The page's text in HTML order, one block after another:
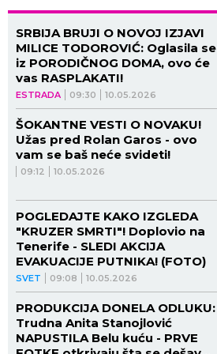
ESTRADA 09:30 10.05.2026
SRBIJA BRUJI O NOVOJ IZJAVI
MILICE TODOROVIĆ: Oglasila se
iz PORODIČNOG DOMA, ovo će
vas RASPLAKATI!
09:12 10.05.2026
ŠOKANTNE VESTI O NOVAKU!
Užas pred Rolan Garos - ovo
vam se baš neće svideti!
SVET 09:08 10.05.2026
POGLEDAJTE KAKO IZGLEDA
"KRUZER SMRTI"! Doplovio na
Tenerife - SLEDI AKCIJA
EVAKUACIJE PUTNIKA! (FOTO)
PRODUKCIJA DONELA ODLUKU:
Trudna Anita Stanojlović
NAPUSTILA Belu kuću - PRVE